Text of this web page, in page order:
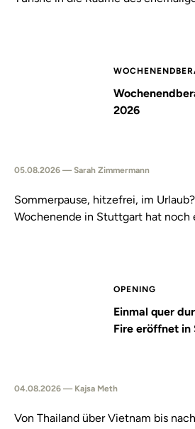
2026
05.08.2026 — Sarah Zimmermann
Sommerpause, hitzefrei, im
Wochenende in Stuttgart hat noch
OPENING
Einmal quer
Fire eröffnet
04.08.2026 — Kajsa Meth
Von Thailand über Vietnam bis